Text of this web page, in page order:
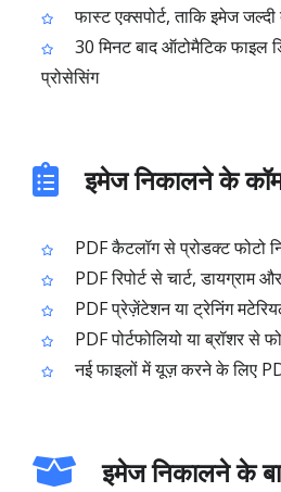
फास्ट एक्सपोर्ट, ताकि इमेज
30 मिनट बाद ऑटोमैटिक फाइल
प्रोसेसिंग
इमेज निकालने के
PDF कैटलॉग से प्रोडक्ट फोटो
PDF रिपोर्ट से चार्ट, डायग्राम
PDF प्रेज़ेंटेशन या ट्रेनिंग
PDF पोर्टफोलियो या ब्रॉशर से
नई फाइलों में यूज़ करने के लिए
इमेज निकालने के